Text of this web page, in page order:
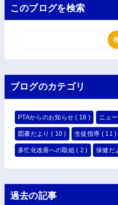
このブログを検索
ブログのカテゴリ
PTAからのお知らせ( 18 ) ニュ
図書だより ( 10 ) 生徒指導 ( 11 )
多忙化改善への取組( 2 ) 保健だ
過去の記事